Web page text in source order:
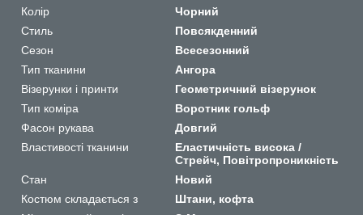
Колір
Чорний
Стиль
Повсякденний
Сезон
Всесезонний
Тип тканини
Ангора
Візерунки і принти
Геометричний візерунок
Тип коміра
Воротник гольф
Фасон рукава
Довгий
Властивості тканини
Еластичність висока /
Стрейч, Повітропроникність
Стан
Новий
Костюм складається з
Штани, кофта